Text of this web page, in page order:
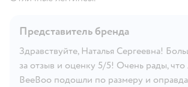
Представитель бренда
Здравствуйте, Наталья Сергеевна!
за отзыв и оценку 5/5! Очень рады, что
BeeBoo подошли по размеру и